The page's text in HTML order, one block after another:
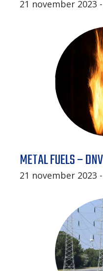
21 november 2023 -
METAL FUELS – DNV
21 november 2023 -